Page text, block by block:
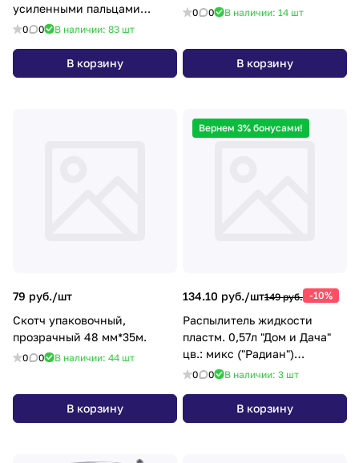
усиленными пальцами
зимние (арт.4507) Ladoni
0 0 В наличии: 83 шт
В корзину
0 0 В наличии: 14 шт
В корзину
79 руб./шт
Скотч упаковочный,
прозрачный 48 мм*35м.
0 0 В наличии: 44 шт
В корзину
Вернем 3% бонусами!
134.10 руб./шт149 руб. -10%
Распылитель жидкости
пластм. 0,57л "Дом и Дача"
цв.: микс ("Радиан")
*1/40/80
0 0 В наличии: 3 шт
В корзину